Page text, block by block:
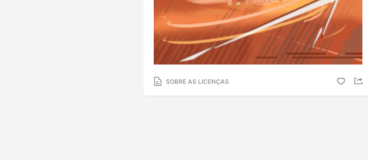
SOBRE AS LICENÇAS